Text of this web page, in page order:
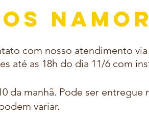
com nosso atendimento via
até as 18h do dia 11/6 com
da manhã. Pode ser entregue
variar.